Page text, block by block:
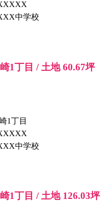
中学校
1丁目 / 土地 60.67坪
1丁目
中学校
1丁目 / 土地 126.03坪